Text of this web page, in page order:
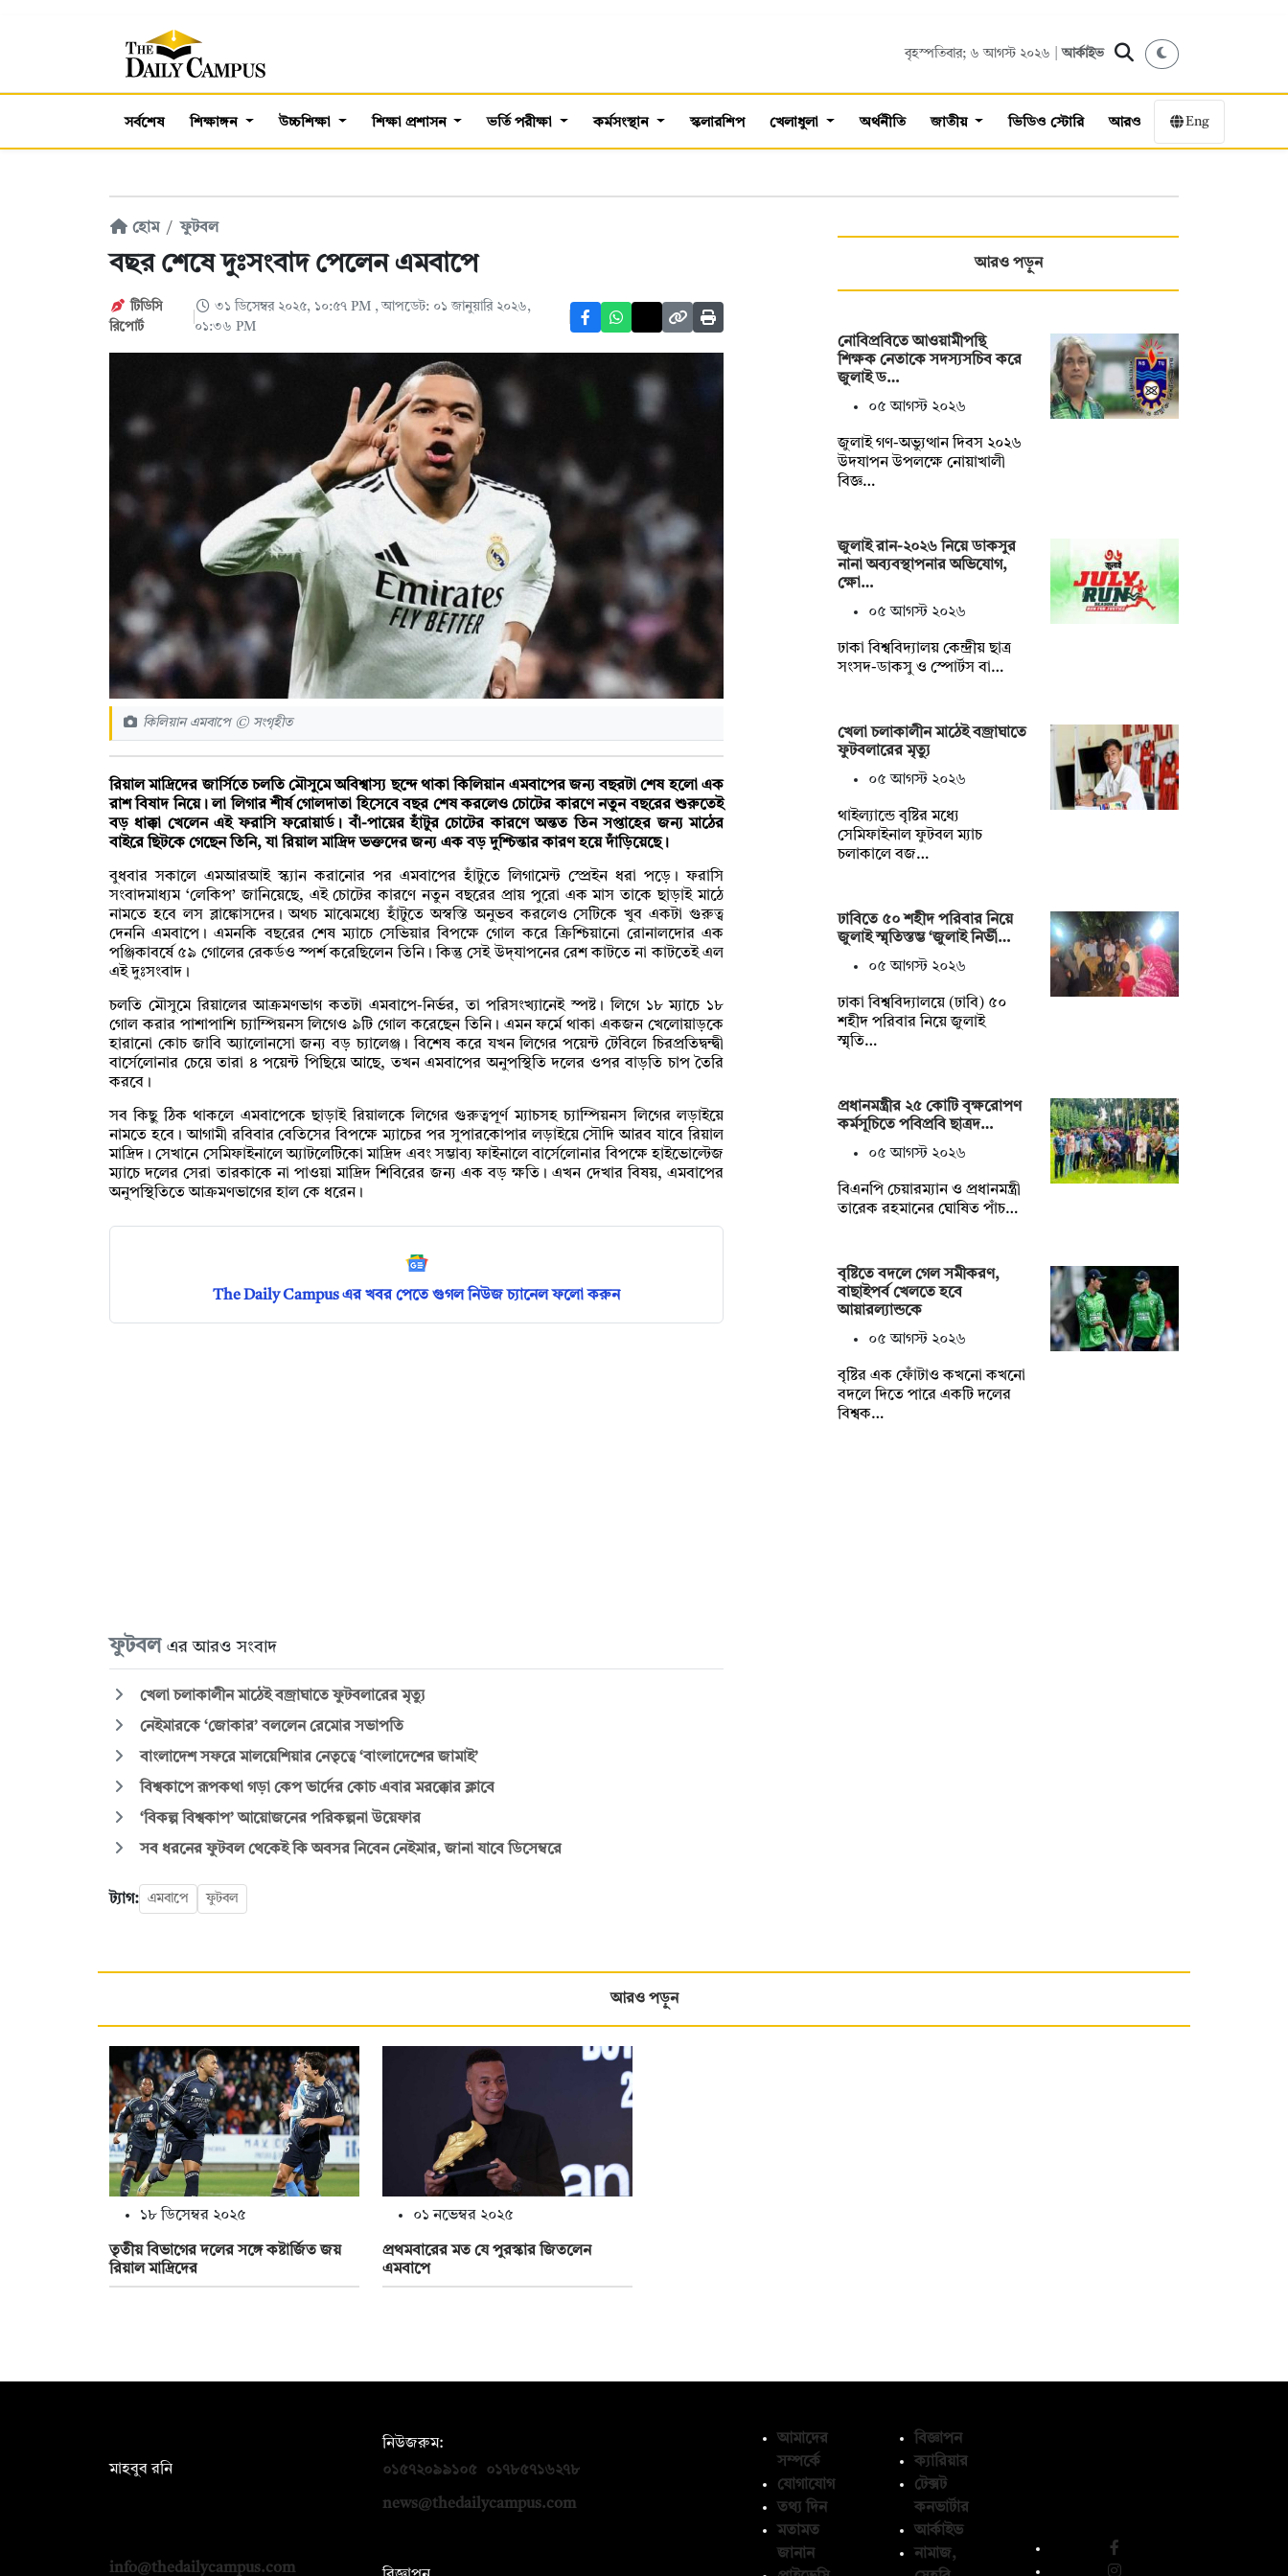
বৃহস্পতিবার; ৬ আগস্ট ২০২৬ |আর্কাইভ
সর্বশেষ শিক্ষাঙ্গন উচ্চশিক্ষা শিক্ষা প্রশাসন ভর্তি পরীক্ষা কর্মসংস্থান স্কলারশিপ খেলাধুলা অর্থনীতি জাতীয় ভিডিও স্টোরি আরও Eng
হোম ফুটবল
বছর শেষে দুঃসংবাদ পেলেন এমবাপে
টিডিসি
রিপোর্ট
৩১ ডিসেম্বর ২০২৫, ১০:৫৭ PM , আপডেট: ০১ জানুয়ারি ২০২৬,
০১:৩৬ PM
কিলিয়ান এমবাপে © সংগৃহীত
রিয়াল মাদ্রিদের জার্সিতে চলতি মৌসুমে অবিশ্বাস্য ছন্দে থাকা কিলিয়ান এমবাপের জন্য বছরটা শেষ হলো এক
রাশ বিষাদ নিয়ে। লা লিগার শীর্ষ গোলদাতা হিসেবে বছর শেষ করলেও চোটের কারণে নতুন বছরের শুরুতেই
বড় ধাক্কা খেলেন এই ফরাসি ফরোয়ার্ড। বাঁ-পায়ের হাঁটুর চোটের কারণে অন্তত তিন সপ্তাহের জন্য মাঠের
বাইরে ছিটকে গেছেন তিনি, যা রিয়াল মাদ্রিদ ভক্তদের জন্য এক বড় দুশ্চিন্তার কারণ হয়ে দাঁড়িয়েছে।
বুধবার সকালে এমআরআই স্ক্যান করানোর পর এমবাপের হাঁটুতে লিগামেন্ট স্প্রেইন ধরা পড়ে। ফরাসি
সংবাদমাধ্যম ‘লেকিপ’ জানিয়েছে, এই চোটের কারণে নতুন বছরের প্রায় পুরো এক মাস তাকে ছাড়াই মাঠে
নামতে হবে লস ব্লাঙ্কোসদের। অথচ মাঝেমধ্যে হাঁটুতে অস্বস্তি অনুভব করলেও সেটিকে খুব একটা গুরুত্ব
দেননি এমবাপে। এমনকি বছরের শেষ ম্যাচে সেভিয়ার বিপক্ষে গোল করে ক্রিশ্চিয়ানো রোনালদোর এক
পঞ্জিকাবর্ষে ৫৯ গোলের রেকর্ডও স্পর্শ করেছিলেন তিনি। কিন্তু সেই উদ্‌যাপনের রেশ কাটতে না কাটতেই এল
এই দুঃসংবাদ।
চলতি মৌসুমে রিয়ালের আক্রমণভাগ কতটা এমবাপে-নির্ভর, তা পরিসংখ্যানেই স্পষ্ট। লিগে ১৮ ম্যাচে ১৮
গোল করার পাশাপাশি চ্যাম্পিয়নস লিগেও ৯টি গোল করেছেন তিনি। এমন ফর্মে থাকা একজন খেলোয়াড়কে
হারানো কোচ জাবি অ্যালোনসো জন্য বড় চ্যালেঞ্জ। বিশেষ করে যখন লিগের পয়েন্ট টেবিলে চিরপ্রতিদ্বন্দ্বী
বার্সেলোনার চেয়ে তারা ৪ পয়েন্ট পিছিয়ে আছে, তখন এমবাপের অনুপস্থিতি দলের ওপর বাড়তি চাপ তৈরি
করবে।
সব কিছু ঠিক থাকলে এমবাপেকে ছাড়াই রিয়ালকে লিগের গুরুত্বপূর্ণ ম্যাচসহ চ্যাম্পিয়নস লিগের লড়াইয়ে
নামতে হবে। আগামী রবিবার বেতিসের বিপক্ষে ম্যাচের পর সুপারকোপার লড়াইয়ে সৌদি আরব যাবে রিয়াল
মাদ্রিদ। সেখানে সেমিফাইনালে অ্যাটলেটিকো মাদ্রিদ এবং সম্ভাব্য ফাইনালে বার্সেলোনার বিপক্ষে হাইভোল্টেজ
ম্যাচে দলের সেরা তারকাকে না পাওয়া মাদ্রিদ শিবিরের জন্য এক বড় ক্ষতি। এখন দেখার বিষয়, এমবাপের
অনুপস্থিতিতে আক্রমণভাগের হাল কে ধরেন।
The Daily Campus এর খবর পেতে গুগল নিউজ চ্যানেল ফলো করুন
ফুটবল এর আরও সংবাদ
খেলা চলাকালীন মাঠেই বজ্রাঘাতে ফুটবলারের মৃত্যু
নেইমারকে ‘জোকার’ বললেন রেমোর সভাপতি
বাংলাদেশ সফরে মালয়েশিয়ার নেতৃত্বে ‘বাংলাদেশের জামাই’
বিশ্বকাপে রূপকথা গড়া কেপ ভার্দের কোচ এবার মরক্কোর ক্লাবে
‘বিকল্প বিশ্বকাপ’ আয়োজনের পরিকল্পনা উয়েফার
সব ধরনের ফুটবল থেকেই কি অবসর নিবেন নেইমার, জানা যাবে ডিসেম্বরে
ট্যাগ: এমবাপে ফুটবল
আরও পড়ুন
নোবিপ্রবিতে আওয়ামীপন্থি
শিক্ষক নেতাকে সদস্যসচিব করে
জুলাই ড…
০৫ আগস্ট ২০২৬
জুলাই গণ-অভ্যুত্থান দিবস ২০২৬
উদযাপন উপলক্ষে নোয়াখালী
বিজ্ঞ…
জুলাই রান-২০২৬ নিয়ে ডাকসুর
নানা অব্যবস্থাপনার অভিযোগ,
ক্ষো…
০৫ আগস্ট ২০২৬
ঢাকা বিশ্ববিদ্যালয় কেন্দ্রীয় ছাত্র
সংসদ-ডাকসু ও স্পোর্টস বা…
খেলা চলাকালীন মাঠেই বজ্রাঘাতে
ফুটবলারের মৃত্যু
০৫ আগস্ট ২০২৬
থাইল্যান্ডে বৃষ্টির মধ্যে
সেমিফাইনাল ফুটবল ম্যাচ
চলাকালে বজ…
ঢাবিতে ৫০ শহীদ পরিবার নিয়ে
জুলাই স্মৃতিস্তম্ভ ‘জুলাই নির্ভী…
০৫ আগস্ট ২০২৬
ঢাকা বিশ্ববিদ্যালয়ে (ঢাবি) ৫০
শহীদ পরিবার নিয়ে জুলাই
স্মৃতি…
প্রধানমন্ত্রীর ২৫ কোটি বৃক্ষরোপণ
কর্মসূচিতে পবিপ্রবি ছাত্রদ…
০৫ আগস্ট ২০২৬
বিএনপি চেয়ারম্যান ও প্রধানমন্ত্রী
তারেক রহমানের ঘোষিত পাঁচ…
বৃষ্টিতে বদলে গেল সমীকরণ,
বাছাইপর্ব খেলতে হবে
আয়ারল্যান্ডকে
০৫ আগস্ট ২০২৬
বৃষ্টির এক ফোঁটাও কখনো কখনো
বদলে দিতে পারে একটি দলের
বিশ্বক…
আরও পড়ুন
১৮ ডিসেম্বর ২০২৫
তৃতীয় বিভাগের দলের সঙ্গে কষ্টার্জিত জয়
রিয়াল মাদ্রিদের
০১ নভেম্বর ২০২৫
প্রথমবারের মত যে পুরস্কার জিতলেন
এমবাপে
মাহবুব রনি
info@thedailycampus.com
নিউজরুম:
০১৫৭২০৯৯১০৫
০১৭৮৫৭১৬২৭৮
news@thedailycampus.com
আমাদের
সম্পর্কে
যোগাযোগ
তথ্য দিন
মতামত
জানান
বিজ্ঞাপন
ক্যারিয়ার
টেক্সট
কনভার্টার
আর্কাইভ
নামাজ,